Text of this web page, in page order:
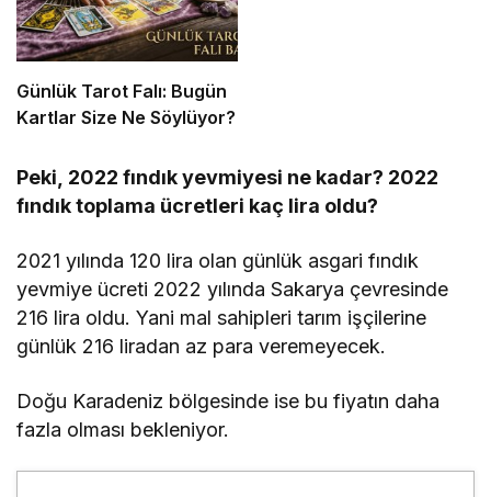
Günlük Tarot Falı: Bugün
Kartlar Size Ne Söylüyor?
Peki, 2022 fındık yevmiyesi ne kadar? 2022
fındık toplama ücretleri kaç lira oldu?
2021 yılında 120 lira olan günlük asgari fındık
yevmiye ücreti 2022 yılında Sakarya çevresinde
216 lira oldu. Yani mal sahipleri tarım işçilerine
günlük 216 liradan az para veremeyecek.
Doğu Karadeniz bölgesinde ise bu fiyatın daha
fazla olması bekleniyor.